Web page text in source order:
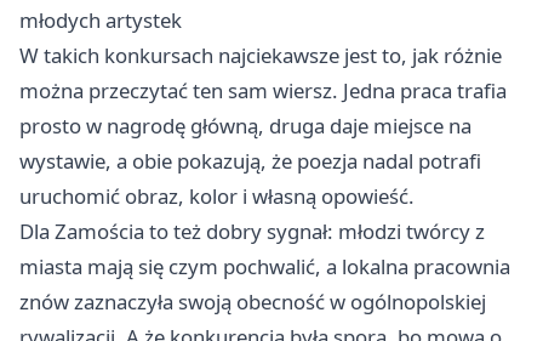
młodych artystek
W takich konkursach najciekawsze jest to, jak różnie
można przeczytać ten sam wiersz. Jedna praca trafia
prosto w nagrodę główną, druga daje miejsce na
wystawie, a obie pokazują, że poezja nadal potrafi
uruchomić obraz, kolor i własną opowieść.
Dla Zamościa to też dobry sygnał: młodzi twórcy z
miasta mają się czym pochwalić, a lokalna pracownia
znów zaznaczyła swoją obecność w ogólnopolskiej